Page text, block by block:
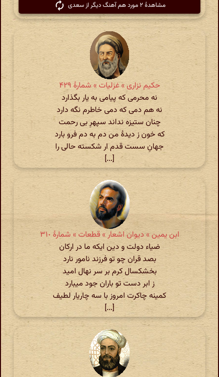
مشاهدهٔ ۲ مورد هم آهنگ دیگر از سعدی
حکیم نزاری » غزلیات » شمارهٔ ۴۲۹
نه محرمی که پیامی به یار بگذارد
نه هم دمی که دمی خاطرم نگه دارد
چنان ستیزه نداند سپهرِ بی رحمت
که خون ز دیدۀ من دم به دم فرو بارد
جهانِ سست قدم ار شکسته حالی را
[...]
ابن یمین » دیوان اشعار » قطعات » شمارهٔ ٣١٠
ضیاء دولت و دین ایکه ما در ارکان
بصد قران چو تو فرزند نامور نارد
بخشکسال کرم بر سر نهال امید
ز ابر دست تو باران جود میبارد
کمینه چاکرت امروز با سه چاریار لطیف
[...]